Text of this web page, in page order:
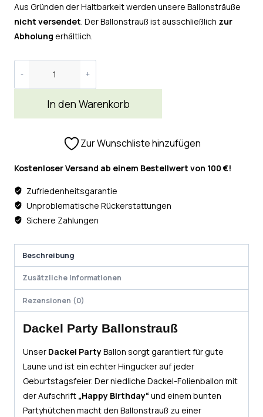
Aus Gründen der Haltbarkeit werden unsere Ballonsträuße
nicht versendet . Der Ballonstrauß ist ausschließlich zur
Abholung erhältlich.
In den Warenkorb
Zur Wunschliste hinzufügen
Kostenloser Versand ab einem Bestellwert von 100 €!
Zufriedenheitsgarantie
Unproblematische Rückerstattungen
Sichere Zahlungen
Beschreibung
Zusätzliche Informationen
Rezensionen (0)
Dackel Party Ballonstrauß
Unser Dackel PartyBallon sorgt garantiert für gute
Laune und ist ein echter Hingucker auf jeder
Geburtstagsfeier. Der niedliche Dackel-Folienballon mit
der Aufschrift „Happy Birthday“ und einem bunten
Partyhütchen macht den Ballonstrauß zu einer